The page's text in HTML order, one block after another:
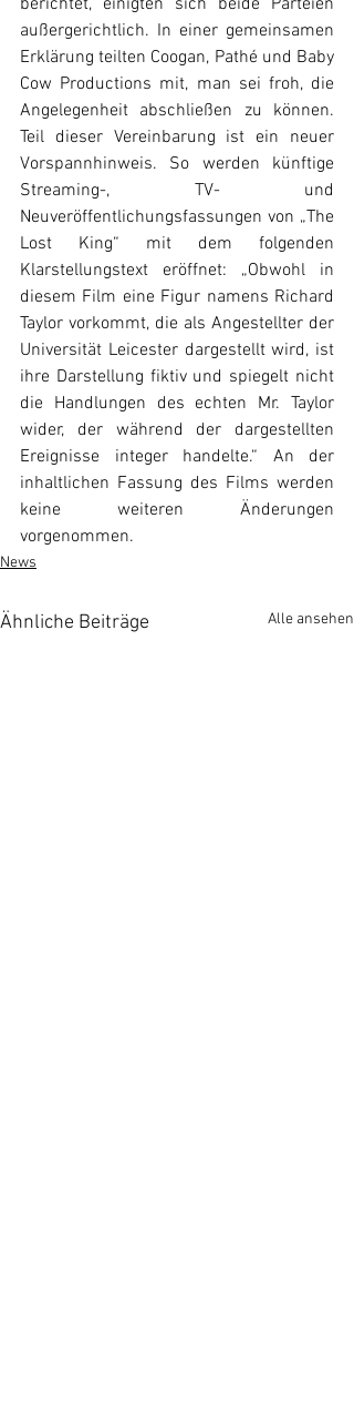
berichtet, einigten sich beide Parteien
außergerichtlich. In einer gemeinsamen
Erklärung teilten Coogan, Pathé und Baby
Cow Productions mit, man sei froh, die
Angelegenheit abschließen zu können.
Teil dieser Vereinbarung ist ein neuer
Vorspannhinweis. So werden künftige
Streaming-, TV- und
Neuveröffentlichungsfassungen von „The
Lost King“ mit dem folgenden
Klarstellungstext eröffnet: „Obwohl in
diesem Film eine Figur namens Richard
Taylor vorkommt, die als Angestellter der
Universität Leicester dargestellt wird, ist
ihre Darstellung fiktiv und spiegelt nicht
die Handlungen des echten Mr. Taylor
wider, der während der dargestellten
Ereignisse integer handelte.“ An der
inhaltlichen Fassung des Films werden
keine weiteren Änderungen
vorgenommen.
News
Ähnliche Beiträge Alle ansehen